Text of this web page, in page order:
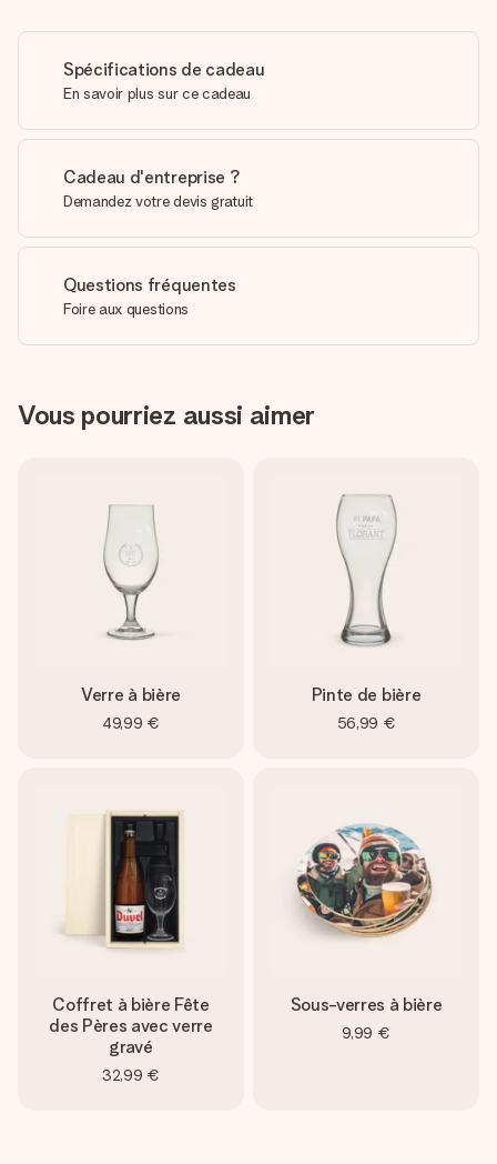
Spécifications de cadeau
En savoir plus sur ce cadeau
Cadeau d'entreprise ?
Demandez votre devis gratuit
Questions fréquentes
Foire aux questions
Vous pourriez aussi aimer
Verre à bière
49,99 €
Pinte de bière
56,99 €
Coffret à bière Fête
des Pères avec verre
gravé
32,99 €
Sous-verres à bière
9,99 €